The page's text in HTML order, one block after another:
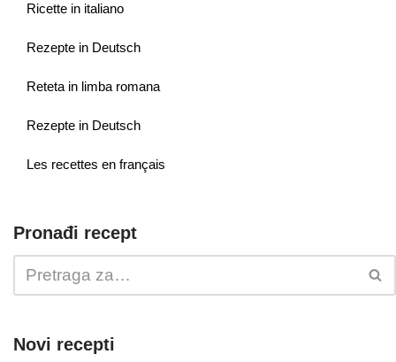
Ricette in italiano
Rezepte in Deutsch
Reteta in limba romana
Rezepte in Deutsch
Les recettes en français
Pronađi recept
Novi recepti